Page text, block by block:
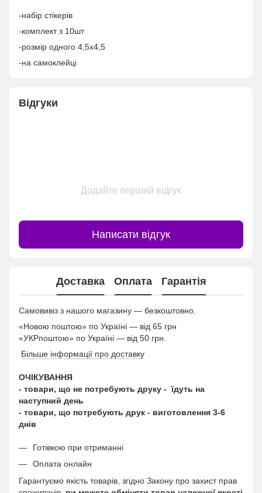
-набір стікерів
-комплект з 10шт
-розмір одного 4,5х4,5
-на самоклейці
Відгуки
Додайте перший відгук
Написати відгук
Доставка Оплата Гарантія
Самовивіз з нашого магазину — безкоштовно.
«Новою поштою» по Україні — від 65 грн
«УКРпоштою» по Україні — від 50 грн.
Більше інформації про доставку
ОЧІКУВАННЯ
- товари, що не потребують друку - їдуть на
наступний день
- товари, що потребують друк - виготовлення 3-6
днів
Готівкою при отриманні
Оплата онлайн
Гарантуємо якість товарів, згідно Закону про захист прав